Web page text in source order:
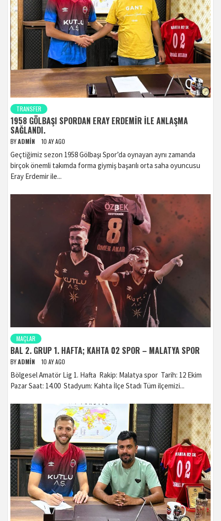
TRANSFER
1958 GÖLBAŞI SPORDAN ERAY ERDEMIR ILE ANLAŞMA
SAĞLANDI.
BYADMIN 10 AY AGO
Geçtiğimiz sezon 1958 Gölbaşı Spor’da oynayan aynı zamanda
birçok önemli takımda forma giymiş başarılı orta saha oyuncusu
Eray Erdemir ile...
MAÇLAR
BAL 2. GRUP 1. HAFTA; KAHTA 02 SPOR – MALATYA SPOR
BYADMIN 10 AY AGO
Bölgesel Amatör Lig 1. Hafta Rakip: Malatya spor Tarih: 12 Ekim
Pazar Saat: 14.00 Stadyum: Kahta İlçe Stadı Tüm ilçemizi...